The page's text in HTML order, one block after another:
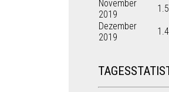
November
2019
Dezember
2019